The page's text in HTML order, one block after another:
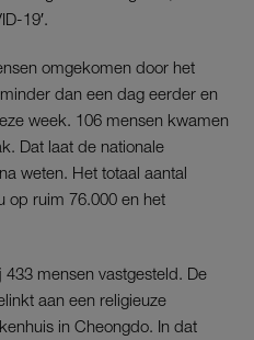
19′.
omgekomen door het
dan een dag eerder en
week. 106 mensen kwamen
Dat laat de nationale
weten. Het totaal aantal
op ruim 76.000 en het
mensen vastgesteld. De
aan een religieuze
in Cheongdo. In dat